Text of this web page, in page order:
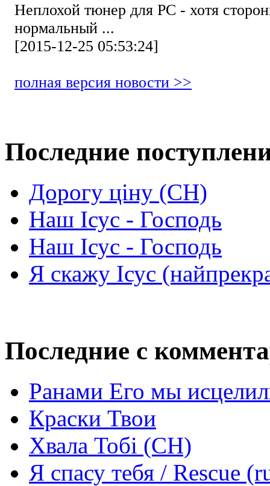
Неплохой тюнер для РС - хотя
нормальный ...
[2015-12-25 05:53:24]
полная версия новости >>
Последние
Дорогу ціну (СН)
Наш Ісус - Господь
Наш Ісус - Господь
Я скажу Ісус
Последние с
Ранами Его мы
Краски Твои
Хвала Тобі (СН)
Я спасу тебя / Rescue